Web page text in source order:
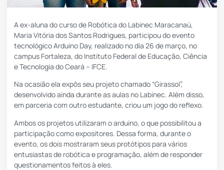
A ex-aluna do curso de Robótica do Labinec Maracanaú,
Maria Vitória dos Santos Rodrigues, participou do evento
tecnológicoArduino Day, realizado no dia 26 de março, no
campus Fortaleza, do Instituto Federal de Educação, Ciência
e Tecnologia do Ceará – IFCE.
Na ocasião ela expôs seu projeto chamado “Girassol”,
desenvolvido ainda durante as aulas no Labinec. Além disso,
em parceria com outro estudante, criou um jogo do reflexo.
Ambos os projetos utilizaram o arduino, o que possibilitou a
participação como expositores. Dessa forma, durante o
evento, os dois mostraram seus protótipos para vários
entusiastas de robótica e programação, além de responder
questionamentos feitos à eles.